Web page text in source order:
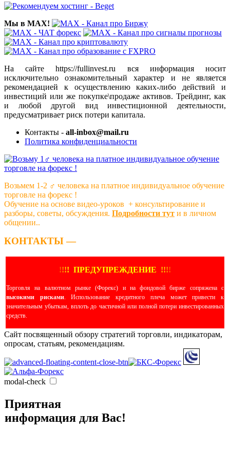
Мы в MAX!
На сайте https://fullinvest.ru вся информация носит
исключительно ознакомительный характер и не является
рекомендацией к осуществлению каких-либо действий и
инвестиций или же покупке\продаже активов. Трейдинг, как
и любой другой вид инвестиционной деятельности,
предусматривает риск потери капитала.
Контакты - all-inbox@mail.ru
Политика конфиденциальности
Возьмем 1-2 ‍♂️ человека на платное индивидуальное обучение
торговле на форекс !
Обучение на основе видео-уроков ️ + консультирование и
разборы, советы, обсуждения. Подробности тут и в личном
общении..
КОНТАКТЫ —
!!!! ПРЕДУПРЕЖДЕНИЕ !!!!
Торговля на валютном рынке (Форекс) и на фондовой бирже сопряжена с
высокими рисками. Использование кредитного плеча может привести к
значительным убыткам, вплоть до частичной или полной потери инвестированных
средств.
Сайт посвященный обзору стратегий торговли, индикаторам,
опросам, статьям, рекомендациям.
modal-check
Приятная
информация для Вас!